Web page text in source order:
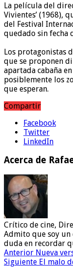
La película del
Vivientes’ (1968),
del Festival
quedado sin fecha
Los protagonistas
que se proponen
apartada cabaña
posiblemente los
que esperan.
Compartir
Facebook
Twitter
LinkedIn
Acerca de
Crítico de cine,
Admito que soy
duda en recordar
Anterior Nueva
Siguiente El malo